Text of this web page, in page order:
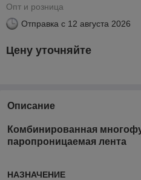
Опт и розница
Отправка с 12 августа 2026
Цену уточняйте
Описание
Комбинированная
паропроницаемая лента
НАЗНАЧЕНИЕ